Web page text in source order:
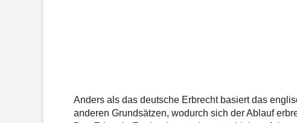
Anders als das deutsche Erbrecht basiert das
anderen Grundsätzen, wodurch sich der Ablauf